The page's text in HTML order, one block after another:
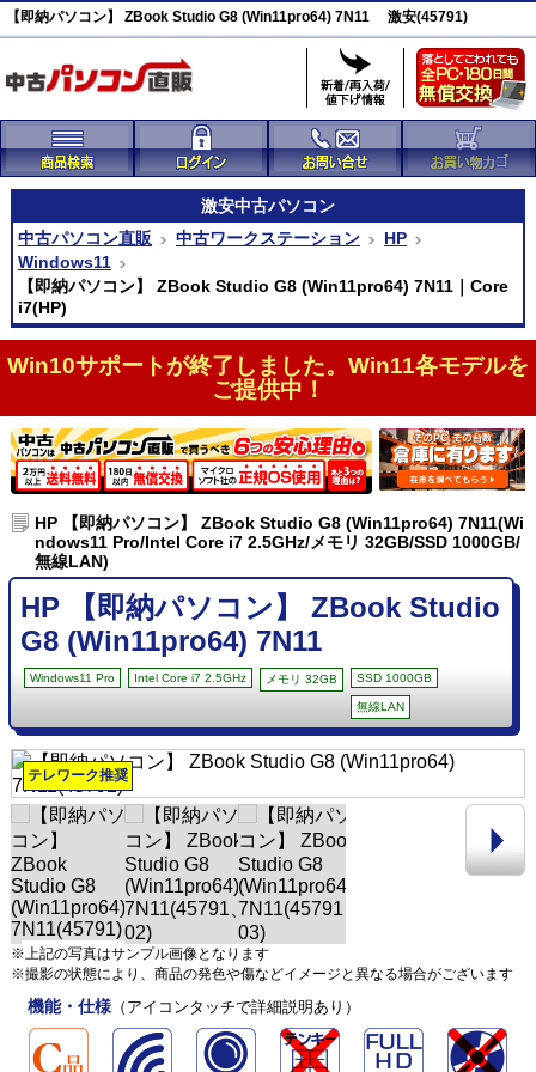
【即納パソコン】 ZBook Studio G8 (Win11pro64) 7N11 激安(45791)
激安中古パソコン
中古パソコン直販
中古ワークステーション
HP
Windows11
【即納パソコン】 ZBook Studio G8 (Win11pro64) 7N11｜Core
i7(HP)
Win10サポートが終了しました。Win11各モデルを
ご提供中！
HP 【即納パソコン】 ZBook Studio G8 (Win11pro64) 7N11(Wi
ndows11 Pro/Intel Core i7 2.5GHz/メモリ 32GB/SSD 1000GB/
無線LAN)
HP 【即納パソコン】 ZBook Studio
G8 (Win11pro64) 7N11
Windows11 Pro Intel Core i7 2.5GHz メモリ 32GB SSD 1000GB
無線LAN
テレワーク推奨
※上記の写真はサンプル画像となります
※撮影の状態により、商品の発色や傷などイメージと異なる場合がございます
機能・仕様（アイコンタッチで詳細説明あり）